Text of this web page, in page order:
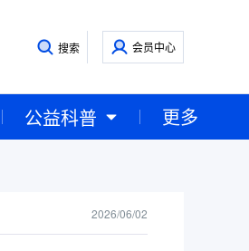
搜索 会员中心
公益科普 更多
2026/06/02